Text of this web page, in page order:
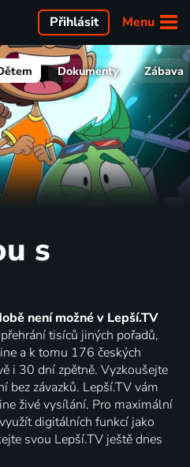
Menu
Přihlásit
Dokumenty Zábava
s
není možné v Lepší.TV
tisíců jiných pořadů,
a k tomu 176 českých
i 30 dní zpětně. Vyzkoušejte
bez závazků. Lepší.TV vám
živé vysílání. Pro maximální
digitálních funkcí jako
svou Lepší.TV ještě dnes